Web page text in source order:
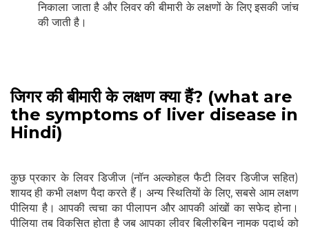
निकाला जाता है और लिवर की बीमारी के लक्षणों के लिए इसकी जांच
की जाती है।
जिगर की बीमारी के लक्षण क्या हैं? (what are
the symptoms of liver disease in
Hindi)
कुछ प्रकार के लिवर डिजीज (नॉन अल्कोहल फैटी लिवर डिजीज सहित)
शायद ही कभी लक्षण पैदा करते हैं। अन्य स्थितियों के लिए, सबसे आम लक्षण
पीलिया है। आपकी त्वचा का पीलापन और आपकी आंखों का सफेद होना।
पीलिया तब विकसित होता है जब आपका लीवर बिलीरुबिन नामक पदार्थ को